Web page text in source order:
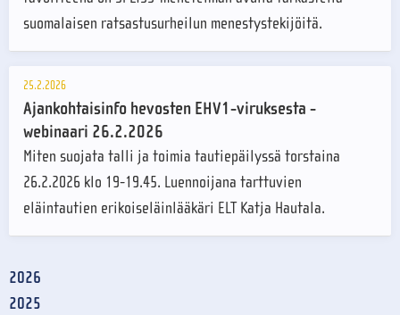
suomalaisen ratsastusurheilun menestystekijöitä.
25.2.2026
Ajankohtaisinfo hevosten EHV1-viruksesta -
webinaari 26.2.2026
Miten suojata talli ja toimia tautiepäilyssä torstaina
26.2.2026 klo 19-19.45. Luennoijana tarttuvien
eläintautien erikoiseläinlääkäri ELT Katja Hautala.
2026
2025